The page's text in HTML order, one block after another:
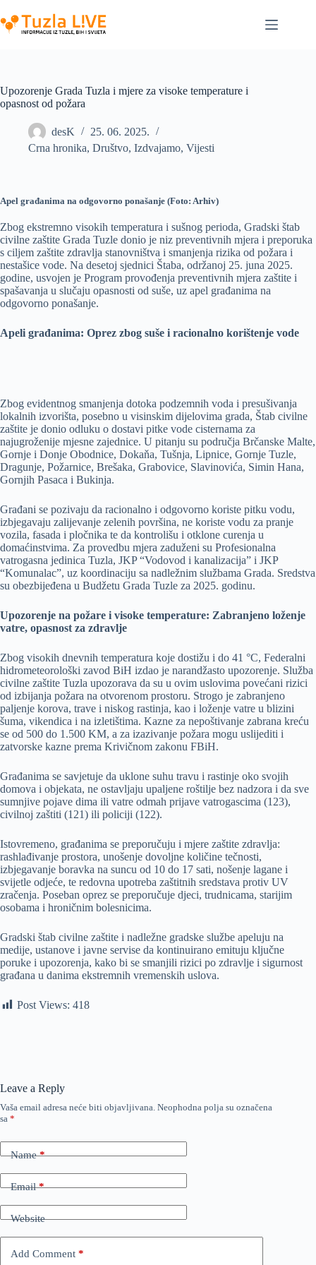
to
content
Upozorenje Grada Tuzla i mjere za visoke temperature i
opasnost od požara
desK
25. 06. 2025.
Crna hronika, Društvo, Izdvajamo, Vijesti
Apel građanima na odgovorno ponašanje (Foto: Arhiv)
Zbog ekstremno visokih temperatura i sušnog perioda, Gradski štab
civilne zaštite Grada Tuzle donio je niz preventivnih mjera i preporuka
s ciljem zaštite zdravlja stanovništva i smanjenja rizika od požara i
nestašice vode. Na desetoj sjednici Štaba, održanoj 25. juna 2025.
godine, usvojen je Program provođenja preventivnih mjera zaštite i
spašavanja u slučaju opasnosti od suše, uz apel građanima na
odgovorno ponašanje.
Apeli građanima: Oprez zbog suše i racionalno korištenje vode
Zbog evidentnog smanjenja dotoka podzemnih voda i presušivanja
lokalnih izvorišta, posebno u visinskim dijelovima grada, Štab civilne
zaštite je donio odluku o dostavi pitke vode cisternama za
najugroženije mjesne zajednice. U pitanju su područja Brčanske Malte,
Gornje i Donje Obodnice, Dokaňa, Tušnja, Lipnice, Gornje Tuzle,
Dragunje, Požarnice, Brešaka, Grabovice, Slavinovića, Simin Hana,
Gornjih Pasaca i Bukinja.
Građani se pozivaju da racionalno i odgovorno koriste pitku vodu,
izbjegavaju zalijevanje zelenih površina, ne koriste vodu za pranje
vozila, fasada i pločnika te da kontrolišu i otklone curenja u
domaćinstvima. Za provedbu mjera zaduženi su Profesionalna
vatrogasna jedinica Tuzla, JKP “Vodovod i kanalizacija” i JKP
“Komunalac”, uz koordinaciju sa nadležnim službama Grada. Sredstva
su obezbijeđena u Budžetu Grada Tuzle za 2025. godinu.
Upozorenje na požare i visoke temperature: Zabranjeno loženje
vatre, opasnost za zdravlje
Zbog visokih dnevnih temperatura koje dostižu i do 41 °C, Federalni
hidrometeorološki zavod BiH izdao je narandžasto upozorenje. Služba
civilne zaštite Tuzla upozorava da su u ovim uslovima povećani rizici
od izbijanja požara na otvorenom prostoru. Strogo je zabranjeno
paljenje korova, trave i niskog rastinja, kao i loženje vatre u blizini
šuma, vikendica i na izletištima. Kazne za nepoštivanje zabrana kreću
se od 500 do 1.500 KM, a za izazivanje požara mogu uslijediti i
zatvorske kazne prema Krivičnom zakonu FBiH.
Građanima se savjetuje da uklone suhu travu i rastinje oko svojih
domova i objekata, ne ostavljaju upaljene roštilje bez nadzora i da sve
sumnjive pojave dima ili vatre odmah prijave vatrogascima (123),
civilnoj zaštiti (121) ili policiji (122).
Istovremeno, građanima se preporučuju i mjere zaštite zdravlja:
rashlađivanje prostora, unošenje dovoljne količine tečnosti,
izbjegavanje boravka na suncu od 10 do 17 sati, nošenje lagane i
svijetle odjeće, te redovna upotreba zaštitnih sredstava protiv UV
zračenja. Poseban oprez se preporučuje djeci, trudnicama, starijim
osobama i hroničnim bolesnicima.
Gradski štab civilne zaštite i nadležne gradske službe apeluju na
medije, ustanove i javne servise da kontinuirano emituju ključne
poruke i upozorenja, kako bi se smanjili rizici po zdravlje i sigurnost
građana u danima ekstremnih vremenskih uslova.
Post Views: 418
Leave a Reply
Vaša email adresa neće biti objavljivana. Neophodna polja su označena
sa *
Name*
Email*
Website
Add Comment *